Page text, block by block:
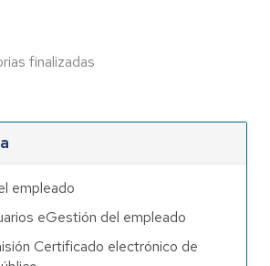
finalizadas
empleado
eGestión del empleado
Certificado electrónico de